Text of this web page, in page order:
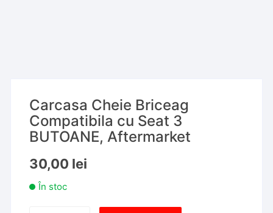
Carcasa Cheie Briceag
Compatibila cu Seat 3
BUTOANE, Aftermarket
30,00 lei
În stoc